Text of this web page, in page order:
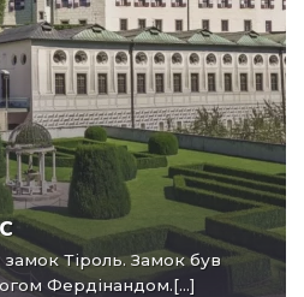
Фердінандом.[...]